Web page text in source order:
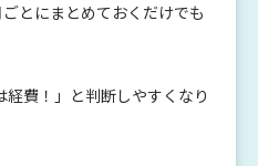
とにまとめておくだけでも
費！」と判断しやすくなり